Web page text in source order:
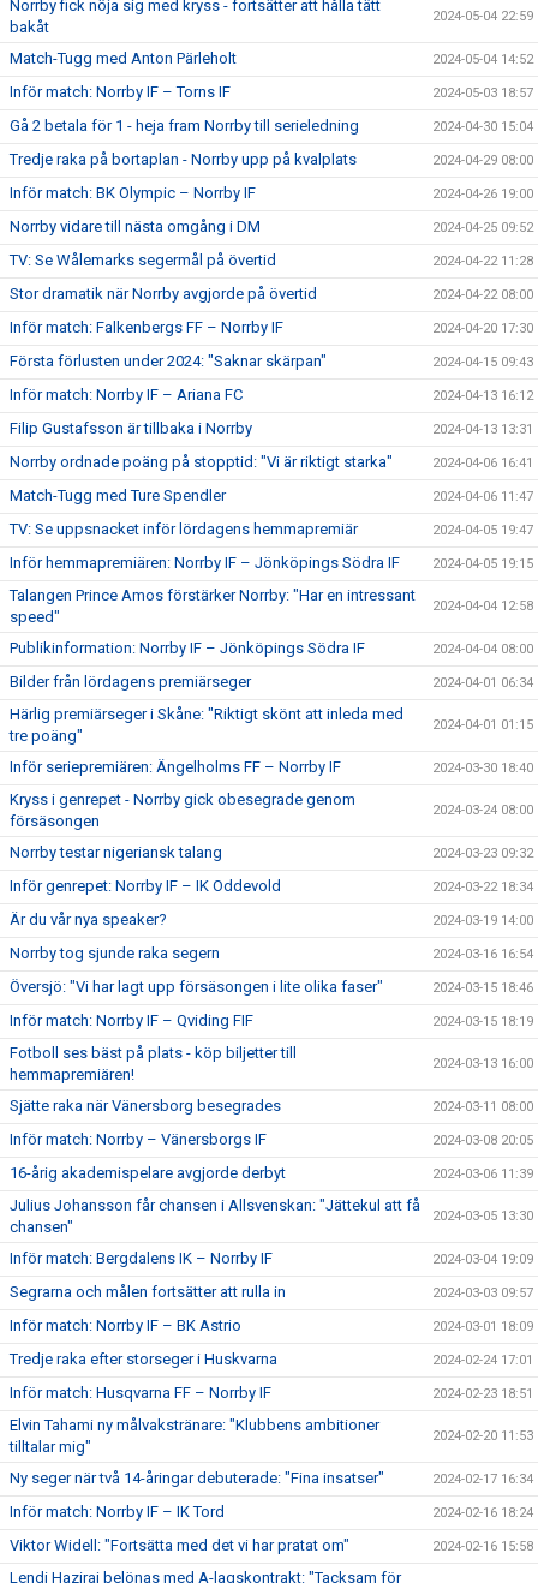
Norrby fick nöja sig med kryss - fortsätter att hålla tätt
bakåt
2024-05-04 22:59
Match-Tugg med Anton Pärleholt 2024-05-04 14:52
Inför match: Norrby IF – Torns IF 2024-05-03 18:57
Gå 2 betala för 1 - heja fram Norrby till serieledning 2024-04-30 15:04
Tredje raka på bortaplan - Norrby upp på kvalplats 2024-04-29 08:00
Inför match: BK Olympic – Norrby IF 2024-04-26 19:00
Norrby vidare till nästa omgång i DM 2024-04-25 09:52
TV: Se Wålemarks segermål på övertid 2024-04-22 11:28
Stor dramatik när Norrby avgjorde på övertid 2024-04-22 08:00
Inför match: Falkenbergs FF – Norrby IF 2024-04-20 17:30
Första förlusten under 2024: "Saknar skärpan" 2024-04-15 09:43
Inför match: Norrby IF – Ariana FC 2024-04-13 16:12
Filip Gustafsson är tillbaka i Norrby 2024-04-13 13:31
Norrby ordnade poäng på stopptid: "Vi är riktigt starka" 2024-04-06 16:41
Match-Tugg med Ture Spendler 2024-04-06 11:47
TV: Se uppsnacket inför lördagens hemmapremiär 2024-04-05 19:47
Inför hemmapremiären: Norrby IF – Jönköpings Södra IF 2024-04-05 19:15
Talangen Prince Amos förstärker Norrby: "Har en intressant
speed"
2024-04-04 12:58
Publikinformation: Norrby IF – Jönköpings Södra IF 2024-04-04 08:00
Bilder från lördagens premiärseger 2024-04-01 06:34
Härlig premiärseger i Skåne: "Riktigt skönt att inleda med
tre poäng"
2024-04-01 01:15
Inför seriepremiären: Ängelholms FF – Norrby IF 2024-03-30 18:40
Kryss i genrepet - Norrby gick obesegrade genom
försäsongen
2024-03-24 08:00
Norrby testar nigeriansk talang 2024-03-23 09:32
Inför genrepet: Norrby IF – IK Oddevold 2024-03-22 18:34
Är du vår nya speaker? 2024-03-19 14:00
Norrby tog sjunde raka segern 2024-03-16 16:54
Översjö: "Vi har lagt upp försäsongen i lite olika faser" 2024-03-15 18:46
Inför match: Norrby IF – Qviding FIF 2024-03-15 18:19
Fotboll ses bäst på plats - köp biljetter till
hemmapremiären!
2024-03-13 16:00
Sjätte raka när Vänersborg besegrades 2024-03-11 08:00
Inför match: Norrby – Vänersborgs IF 2024-03-08 20:05
16-årig akademispelare avgjorde derbyt 2024-03-06 11:39
Julius Johansson får chansen i Allsvenskan: "Jättekul att få
chansen"
2024-03-05 13:30
Inför match: Bergdalens IK – Norrby IF 2024-03-04 19:09
Segrarna och målen fortsätter att rulla in 2024-03-03 09:57
Inför match: Norrby IF – BK Astrio 2024-03-01 18:09
Tredje raka efter storseger i Huskvarna 2024-02-24 17:01
Inför match: Husqvarna FF – Norrby IF 2024-02-23 18:51
Elvin Tahami ny målvakstränare: "Klubbens ambitioner
tilltalar mig"
2024-02-20 11:53
Ny seger när två 14-åringar debuterade: "Fina insatser" 2024-02-17 16:34
Inför match: Norrby IF – IK Tord 2024-02-16 18:24
Viktor Widell: "Fortsätta med det vi har pratat om" 2024-02-16 15:58
Lendi Haziraj belönas med A-lagskontrakt: "Tacksam för